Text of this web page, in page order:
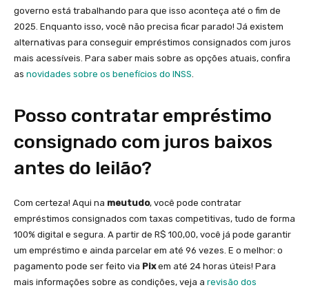
governo está trabalhando para que isso aconteça até o fim de
2025. Enquanto isso, você não precisa ficar parado! Já existem
alternativas para conseguir empréstimos consignados com juros
mais acessíveis. Para saber mais sobre as opções atuais, confira
as novidades sobre os benefícios do INSS.
Posso contratar empréstimo
consignado com juros baixos
antes do leilão?
Com certeza! Aqui na meutudo, você pode contratar
empréstimos consignados com taxas competitivas, tudo de forma
100% digital e segura. A partir de R$ 100,00, você já pode garantir
um empréstimo e ainda parcelar em até 96 vezes. E o melhor: o
pagamento pode ser feito via Pixem até 24 horas úteis! Para
mais informações sobre as condições, veja a revisão dos